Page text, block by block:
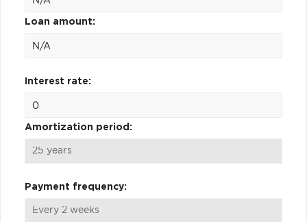
Loan amount:
Interest rate:
Amortization period:
Payment frequency: